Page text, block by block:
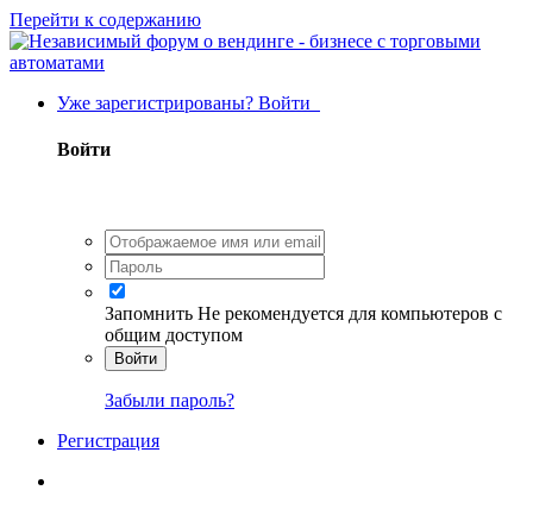
Перейти к содержанию
Уже зарегистрированы? Войти
Войти
Запомнить Не рекомендуется для компьютеров с
общим доступом
Войти
Забыли пароль?
Регистрация